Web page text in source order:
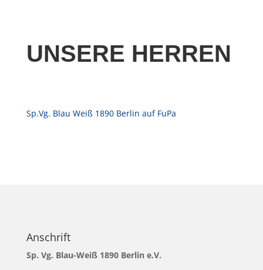
UNSERE HERREN
Sp.Vg. Blau Weiß 1890 Berlin auf FuPa
Anschrift
Sp. Vg. Blau-Weiß 1890 Berlin e.V.